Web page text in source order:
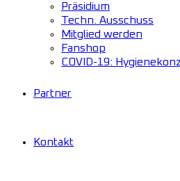
Präsidium
Techn. Ausschuss
Mitglied werden
Fanshop
COVID-19:
Partner
Kontakt